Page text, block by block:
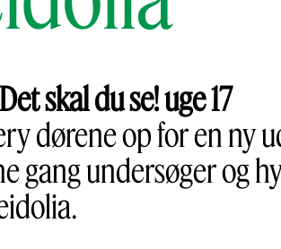
skal du se! uge 17
dørene op for en ny
gang undersøger og